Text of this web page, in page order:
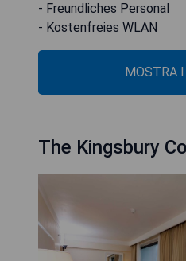
- Freundliches Personal
- Kostenfreies WLAN
MOSTRA I
The Kingsbury